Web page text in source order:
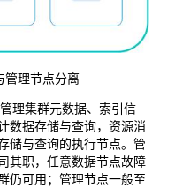
管理节点分离
理集群元数据、索引信
数据存储与查询，资源消
储与查询的执行节点。管
其职，任意数据节点故障
仍可用；管理节点一般至